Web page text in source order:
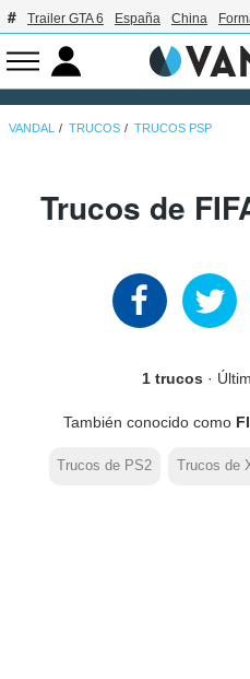
Trailer GTA 6 España China
VANDAL TRUCOS TRUCOS PSP
Trucos de
1 trucos ·
También conocido como
Trucos de PS2 Trucos de